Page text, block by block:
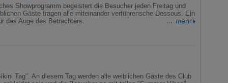
Showprogramm begeistert die Besucher jeden Freitag und
Gäste tragen alle miteinander verführerische Dessous. Ein
das Auge des Betrachters.
Tag". An diesem Tag werden alle weiblichen Gäste des Club